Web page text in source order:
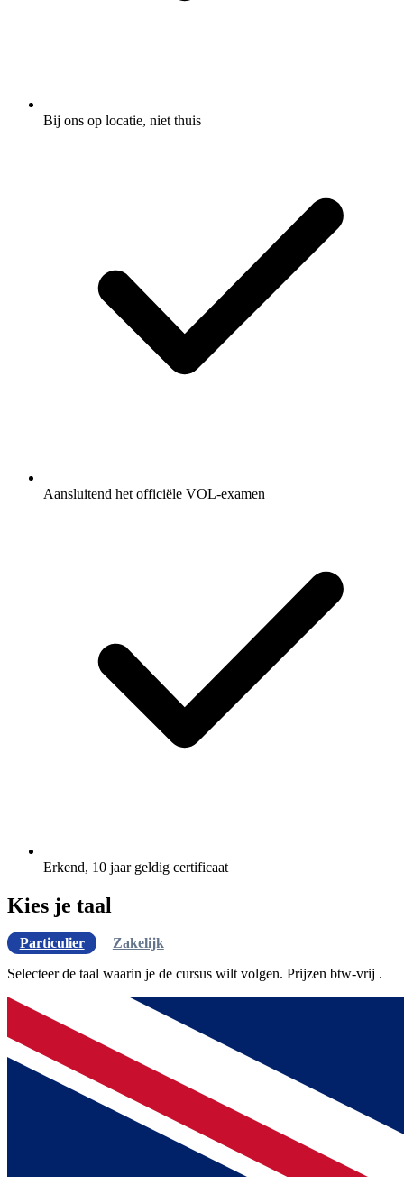
Bij ons op locatie, niet thuis
Aansluitend het officiële VOL-examen
Erkend, 10 jaar geldig certificaat
Kies je taal
Particulier
Zakelijk
Selecteer de taal waarin je de cursus wilt volgen. Prijzen btw-vrij .